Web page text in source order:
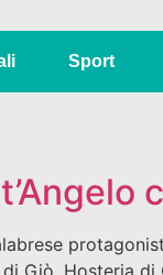
Sport
Giò. Hosteria